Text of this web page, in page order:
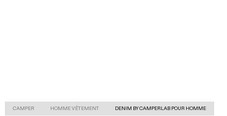
CAMPER HOMME VÊTEMENT DENIM BY CAMPERLAB POUR HOMME